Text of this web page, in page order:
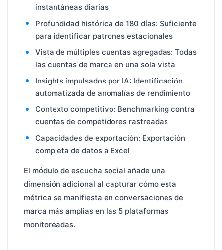
instantáneas diarias
Profundidad histórica de 180 días: Suficiente
para identificar patrones estacionales
Vista de múltiples cuentas agregadas: Todas
las cuentas de marca en una sola vista
Insights impulsados por IA: Identificación
automatizada de anomalías de rendimiento
Contexto competitivo: Benchmarking contra
cuentas de competidores rastreadas
Capacidades de exportación: Exportación
completa de datos a Excel
El módulo de escucha social añade una
dimensión adicional al capturar cómo esta
métrica se manifiesta en conversaciones de
marca más amplias en las 5 plataformas
monitoreadas.